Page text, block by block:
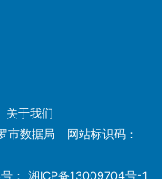
关于我们
市数据局 网站标识码：
： 湘ICP备13009704号-1